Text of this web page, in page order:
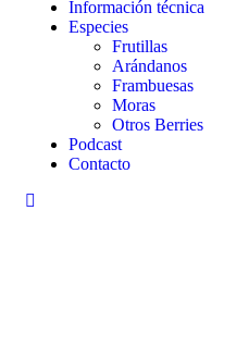
Información técnica
Especies
Frutillas
Arándanos
Frambuesas
Moras
Otros Berries
Podcast
Contacto